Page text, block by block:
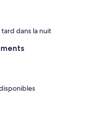
tard dans la nuit